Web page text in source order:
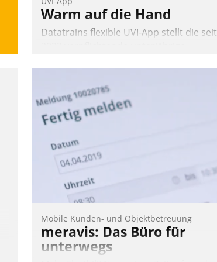
Warm auf die Hand
Datatrains flexible UVI-App stellt die seit
Die monatlichen Mitteilungen zum
Heizungs- und Wasserverbrauch gehen
automatisiert, vollständig und auf
Kommunikationswege bei den
Empfängern ein.
Mobile Kunden- und Objektbetreuung
meravis: Das Büro für
unterwegs